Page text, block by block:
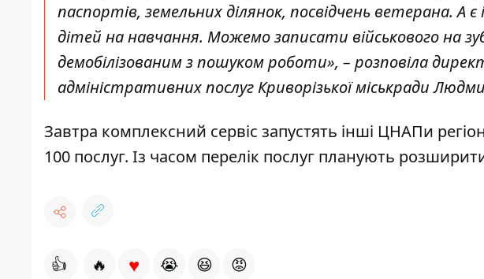
паспортів, земельних ділянок, посвідчень ветерана. А
дітей на навчання. Можемо записати військового на
демобілізованим з пошуком роботи», – розповіла
адміністративних послуг Криворізької міськради
Завтра комплексний сервіс запустять інші ЦНАПи
100 послуг. Із часом перелік послуг планують
👍 🔥 ♥ 😭 😆 😡